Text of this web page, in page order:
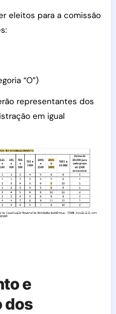
eleitos para a comissão
“O”)
representantes dos
em igual
e
dos